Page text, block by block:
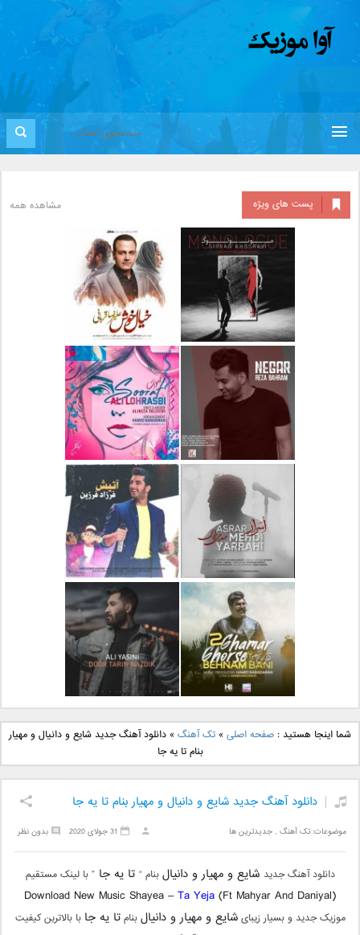
پست های ویژه مشاهده همه
دانلود آلبوم جدید سیروان
خسروی بنام مونولوگ
دانلود آهنگ جدید علیرضا
قربانی بنام خیال خوش
دانلود آهنگ جدید رضا
بهرام بنام نگار
دانلود آهنگ جدید علی
لهراسبی بنام صورت
دانلود آهنگ جدید مهدی
یراحی بنام اسرار
دانلود آهنگ جدید فرزاد
فرزین بنام آتیش
دانلود آهنگ جدید بهنام
بانی بنام قرص قمر 2
دانلود آهنگ جدید علی
یاسینی بنام دورترین نزدیک
شما اینجا هستید :صفحه اصلی »تک آهنگ »دانلود آهنگ جدید شایع و دانیال و مهیار
بنام تا یه جا
دانلود آهنگ جدید شایع و دانیال و مهیار بنام تا یه جا
موضوعات:تک آهنگ ,جدیدترین ها بدون نظر 31 جولای 2020
دانلود آهنگ جدید شایع و مهیار و دانیالبنام “ تا یه جا” با لینک مستقیم
Download New Music Shayea –Ta Yeja (Ft Mahyar And Daniyal)
موزیک جدید و بسیار زیبایشایع و مهیار و دانیالبنامتا یه جا با بالاترین کیفیت